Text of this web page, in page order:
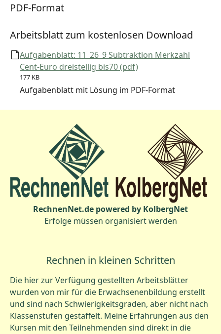
PDF-Format
Arbeitsblatt zum kostenlosen Download
Aufgabenblatt: 11_26_9 Subtraktion Merkzahl
Cent-Euro dreistellig bis70 (pdf)
177 KB
Aufgabenblatt mit Lösung im PDF-Format
RechnenNet.de powered by KolbergNet
Erfolge müssen organisiert werden
Rechnen in kleinen Schritten
Die hier zur Verfügung gestellten Arbeitsblätter
wurden von mir für die Erwachsenenbildung erstellt
und sind nach Schwierigkeitsgraden, aber nicht nach
Klassenstufen gestaffelt. Meine Erfahrungen aus den
Kursen mit den Teilnehmenden sind direkt in die